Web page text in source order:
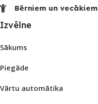
Bērniem un vecākiem
Izvēlne
Sākums
Piegāde
Vārtu automātika